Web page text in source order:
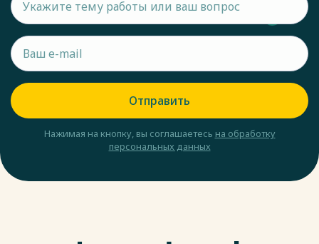
Отправить
Нажимая на кнопку, вы соглашаетесь на обработку
персональных данных